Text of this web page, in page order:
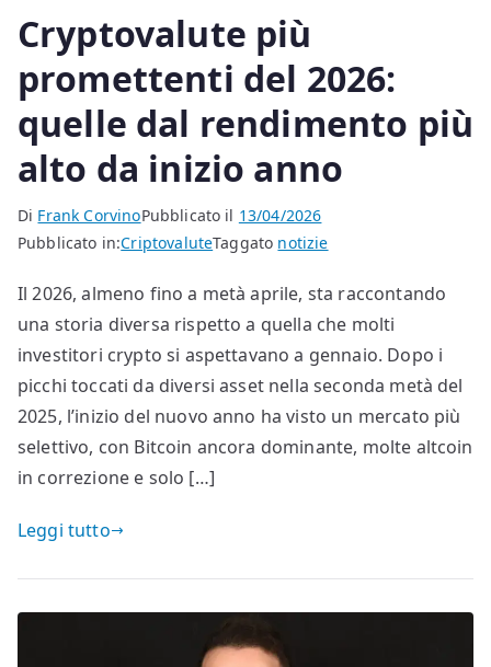
Cryptovalute più
promettenti del 2026:
quelle dal rendimento più
alto da inizio anno
Di Frank CorvinoPubblicato il 13/04/2026
Pubblicato in:CriptovaluteTaggato notizie
Il 2026, almeno fino a metà aprile, sta raccontando
una storia diversa rispetto a quella che molti
investitori crypto si aspettavano a gennaio. Dopo i
picchi toccati da diversi asset nella seconda metà del
2025, l’inizio del nuovo anno ha visto un mercato più
selettivo, con Bitcoin ancora dominante, molte altcoin
in correzione e solo […]
Leggi tutto